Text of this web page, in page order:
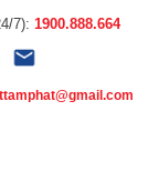
7): 1900.888.664